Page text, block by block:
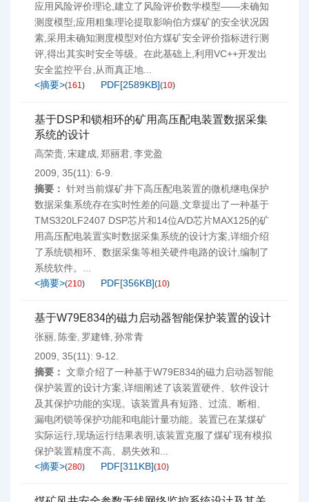
应用风险评价理论,建立了风险评价数学模型——未确知
测度模型;应用粗集理论提取影响伯方煤矿的安全状况因
素,采用未确知测度模型对伯方煤矿安全评价指标进行测
评,得出其实时安全等级。在此基础上,利用VC++开发出
安全监控平台,从而真正地...
<摘要>(161) PDF[2589KB](10)
基于DSP和锁相环的矿用高压配电装置数据采集
系统的设计
高荣贵, 宋建成, 郑丽君, 李党盈
2009, 35(11): 6-9.
摘要： 针对当前煤矿井下高压配电装置的微机继电保护
数据采集系统存在实时性差的问题,文章提出了一种基于
TMS320LF2407 DSP芯片和14位A/D芯片MAX125的矿
用高压配电装置实时数据采集系统的设计方案,详细介绍
了系统锁相环、数据采集等相关硬件电路的设计,编制了
系统软件。...
<摘要>(210) PDF[356KB](10)
基于W79E834的磁力启动器智能保护装置的设计
张丽, 陈奎, 罗建锋, 孙常青
2009, 35(11): 9-12.
摘要： 文章介绍了一种基于W79E834的磁力启动器智能
保护装置的设计方案,详细阐述了该装置硬件、软件设计
及其保护功能的实现。该装置具有短路、过流、断相、
漏电闭锁等保护功能和电能计量功能。装置已在某煤矿
实际运行,现场运行结果表明,该装置克服了煤矿现有模拟
保护装置精度不高、易失效和...
<摘要>(280) PDF[311KB](10)